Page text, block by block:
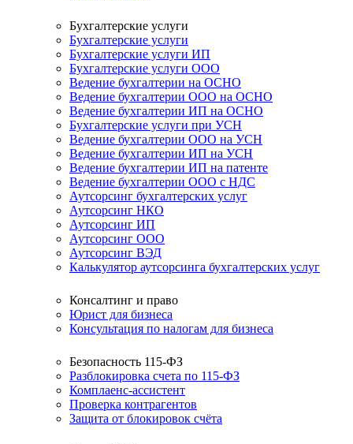
Бухгалтерские услуги
Бухгалтерские услуги
Бухгалтерские услуги ИП
Бухгалтерские услуги ООО
Ведение бухгалтерии на ОСНО
Ведение бухгалтерии ООО на ОСНО
Ведение бухгалтерии ИП на ОСНО
Бухгалтерские услуги при УСН
Ведение бухгалтерии ООО на УСН
Ведение бухгалтерии ИП на УСН
Ведение бухгалтерии ИП на патенте
Ведение бухгалтерии ООО с НДС
Аутсорсинг бухгалтерских услуг
Аутсорсинг НКО
Аутсорсинг ИП
Аутсорсинг ООО
Аутсорсинг ВЭД
Калькулятор аутсорсинга бухгалтерских услуг
Консалтинг и право
Юрист для бизнеса
Консультация по налогам для бизнеса
Безопасность 115-ФЗ
Разблокировка счета по 115-ФЗ
Комплаенс-ассистент
Проверка контрагентов
Защита от блокировок счёта